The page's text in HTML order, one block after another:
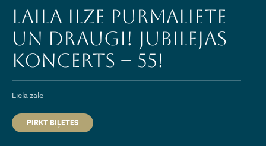
Laila Ilze Purmaliete
un draugi! Jubilejas
koncerts – 55!
Lielā zāle
PIRKT BIĻETES